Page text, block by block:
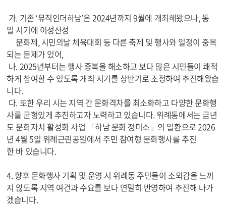
가. 기존 ‘뮤직인더하남’은 2024년까지 9월에 개최해왔으나, 동
일 시기에 이성산성
문화제, 시민의날 체육대회 등 다른 축제 및 행사와 일정이 중복
되는 문제가 있어,
나. 2025년부터는 행사 중복을 해소하고 보다 많은 시민들이 쾌적
하게 참여할 수 있도록 개최 시기를 상반기로 조정하여 추진해왔습
니다.
다. 또한 우리 시는 지역 간 문화격차를 최소화하고 다양한 문화행
사를 균형있게 추진하고자 노력하고 있습니다. 위례동에서는 금년
도 문화자치 활성화 사업 「하남 문화 정미소」의 일환으로 2026
년 4월 5일 위례근린공원에서 주민 참여형 문화행사를 추진
한 바 있습니다.
4. 향후 문화행사 기획 및 운영 시 위례동 주민들이 소외감을 느끼
지 않도록 지역 여건과 수요를 보다 면밀히 반영하여 추진해 나가
겠습니다.